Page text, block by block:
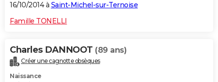
16/10/2014 à Saint-Michel-sur-Ternoise
Famille TONELLI
Charles DANNOOT (89 ans)
Créer une cagnotte obsèques
Naissance